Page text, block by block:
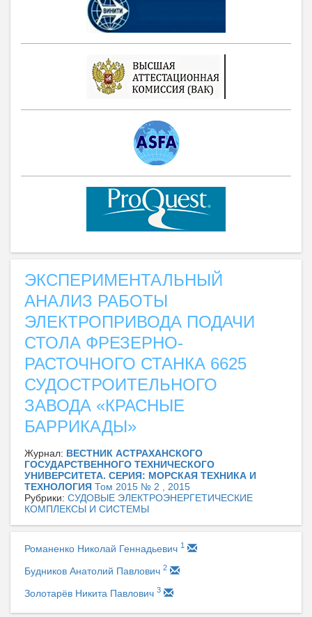
ЭКСПЕРИМЕНТАЛЬНЫЙ
АНАЛИЗ РАБОТЫ
ЭЛЕКТРОПРИВОДА ПОДАЧИ
СТОЛА ФРЕЗЕРНО-
РАСТОЧНОГО СТАНКА 6625
СУДОСТРОИТЕЛЬНОГО
ЗАВОДА «КРАСНЫЕ
БАРРИКАДЫ»
Журнал: ВЕСТНИК АСТРАХАНСКОГО
ГОСУДАРСТВЕННОГО ТЕХНИЧЕСКОГО
УНИВЕРСИТЕТА. СЕРИЯ: МОРСКАЯ ТЕХНИКА И
ТЕХНОЛОГИЯ Том 2015 № 2 , 2015
Рубрики: СУДОВЫЕ ЭЛЕКТРОЭНЕРГЕТИЧЕСКИЕ
КОМПЛЕКСЫ И СИСТЕМЫ
Романенко Николай Геннадьевич 1
Будников Анатолий Павлович 2
Золотарёв Никита Павлович 3